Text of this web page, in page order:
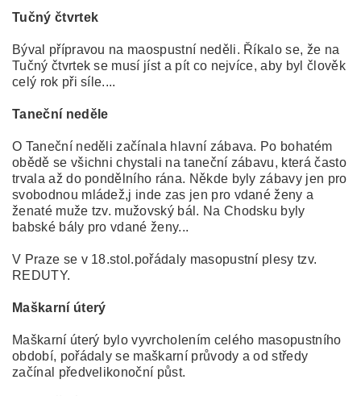
Tučný čtvrtek
Býval přípravou na maospustní neděli. Říkalo se, že na
Tučný čtvrtek se musí jíst a pít co nejvíce, aby byl člověk
celý rok při síle....
Taneční neděle
O Taneční neděli začínala hlavní zábava. Po bohatém
obědě se všichni chystali na taneční zábavu, která často
trvala až do pondělního rána. Někde byly zábavy jen pro
svobodnou mládež,j inde zas jen pro vdané ženy a
ženaté muže tzv. mužovský bál. Na Chodsku byly
babské bály pro vdané ženy...
V Praze se v 18.stol.pořádaly masopustní plesy tzv.
REDUTY.
Maškarní úterý
Maškarní úterý bylo vyvrcholením celého masopustního
období, pořádaly se maškarní průvody a od středy
začínal předvelikonoční půst.